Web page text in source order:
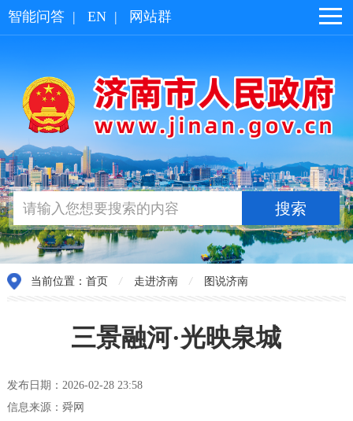
智能问答 | EN | 网站群
当前位置： 首页 / 走进济南 / 图说济南
三景融河·光映泉城
发布日期：2026-02-28 23:58
信息来源：舜网